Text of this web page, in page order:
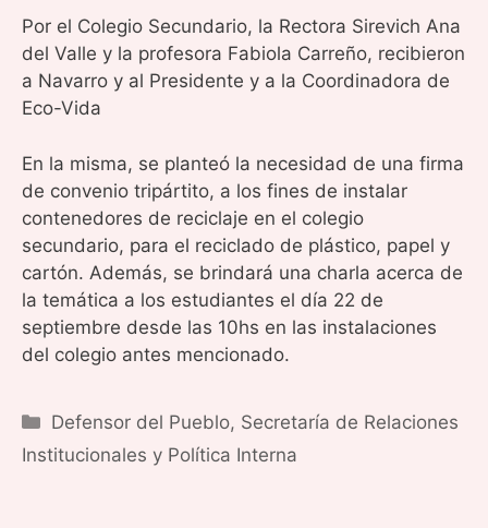
Por el Colegio Secundario, la Rectora Sirevich Ana
del Valle y la profesora Fabiola Carreño, recibieron
a Navarro y al Presidente y a la Coordinadora de
Eco-Vida
En la misma, se planteó la necesidad de una firma
de convenio tripártito, a los fines de instalar
contenedores de reciclaje en el colegio
secundario, para el reciclado de plástico, papel y
cartón. Además, se brindará una charla acerca de
la temática a los estudiantes el día 22 de
septiembre desde las 10hs en las instalaciones
del colegio antes mencionado.
Categorías
Defensor del Pueblo, Secretaría de Relaciones
Institucionales y Política Interna